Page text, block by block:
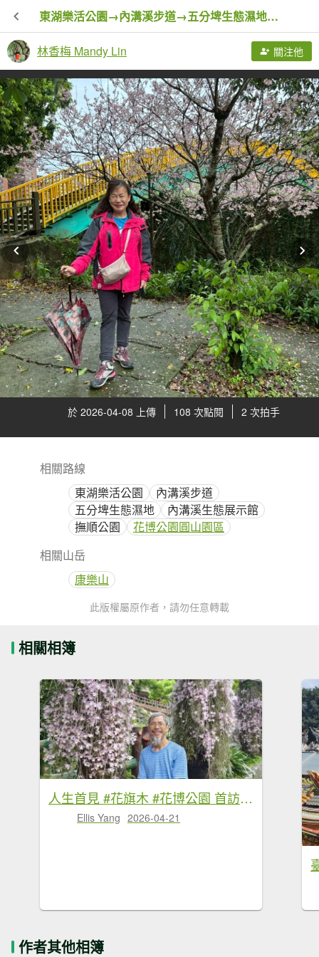
東湖樂活公園→內溝溪步道→五分埤生態濕地→內溝溪生態展示館、花博公園圓山園區→撫順公園
林香梅 Mandy Lin 關注他
於 2026-04-08 上傳 108 次點閱 2 次拍手
相關路線
東湖樂活公園
內溝溪步道
五分埤生態濕地
內溝溪生態展示館
撫順公園
花博公園圓山園區
相關山岳
康樂山
此版權屬原作者，請勿任意轉載
相關相簿
人生首見 #花旗木 #花博公園 首訪 #法雨山普宜苑 #石斛蘭 #守城滿山紅 4/21&23
Ellis Yang 2026-04-21
作者其他相簿